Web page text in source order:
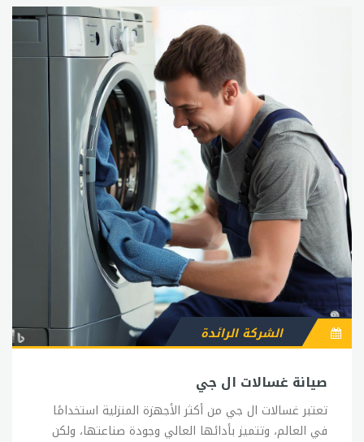
صيانة غسالات ال جي
الشركة الرائدة
تعتبر غسالات ال جي من أكثر الأجهزة المنزلية استخدامًا
في العالم، وتتميز بأدائها العالي وجودة صناعتها، ولكن